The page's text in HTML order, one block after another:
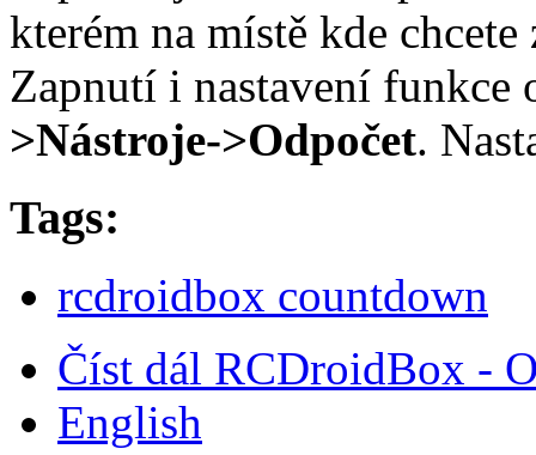
kterém na místě kde
Zapnutí i nastavení funkce
>Nástroje->Odpočet.
Tags:
rcdroidbox countdown
Číst dál RCDroidBox -
English